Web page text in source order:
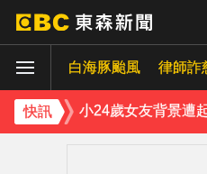
白海豚颱風 律師詐
快訊
下載東森App，隨時